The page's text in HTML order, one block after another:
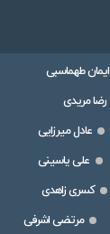
ایمان طهماسبی
رضا مریدی
عادل میرزایی
علی یاسینی
کسری زاهدی
مرتضی اشرفی